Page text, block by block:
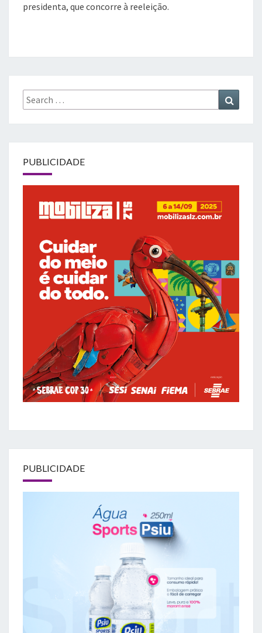
presidenta, que concorre à reeleição.
Search
for:
PUBLICIDADE
PUBLICIDADE